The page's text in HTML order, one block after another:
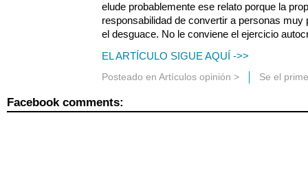
elude probablemente ese relato porque la
responsabilidad de convertir a personas
el desguace. No le conviene el ejercicio
EL ARTÍCULO SIGUE AQUÍ ->>
Posteado en Artículos opinión > Se el
Facebook comments: